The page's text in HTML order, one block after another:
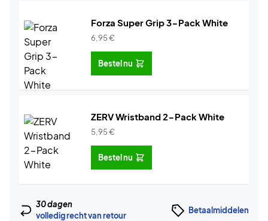
Forza Super Grip 3-Pack White
6,95€
Bestel nu
ZERV Wristband 2-Pack White
5,95€
Bestel nu
30 dagen
volledig recht van retour
Betaalmiddelen